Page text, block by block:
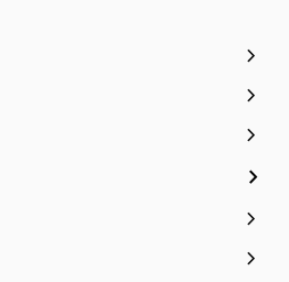
keyboard_arrow_right
keyboard_arrow_right
keyboard_arrow_right
keyboard_arrow_right
keyboard_arrow_right
keyboard_arrow_right